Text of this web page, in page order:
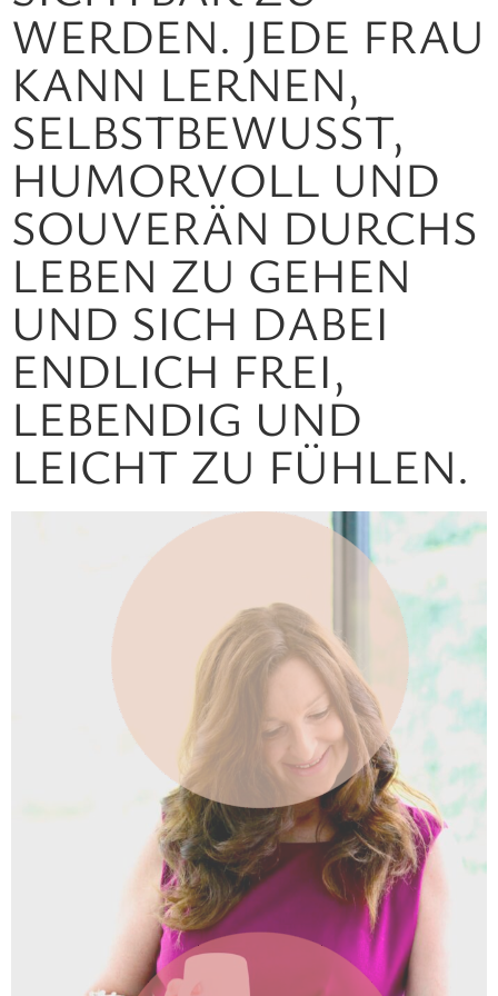
RDEN. JEDE FRAU KA
NN LERNEN, SE
LBSTBEWUSST, HU
MORVOLL UND SO
UVERÄN DURCHS LE
BEN ZU GEHEN UN
D SICH DABEI EN
DLICH FREI, LE
BENDIG UND LE
ICHT ZU FÜHLEN.